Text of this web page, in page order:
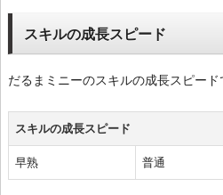
スキルの成長スピード
だるまミニーのスキルの成長スピード
スキルの成長スピード
早熟 普通